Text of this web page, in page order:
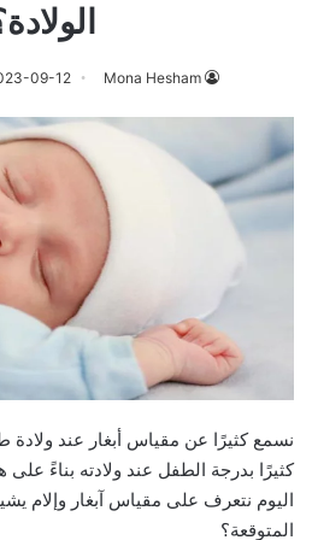
Mona Hesham
09-12
نسمع كثيرًا عن مقياس أبغار عند ولادة
كثيرًا بدرجة الطفل عند ولادته بناءً
اليوم نتعرف على مقياس آبغار وإلام
المتوقعة؟